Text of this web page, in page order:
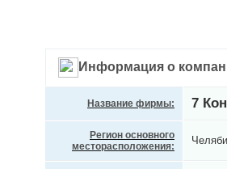
Информация о
Название фирмы: 7
Регион основного
месторасположения: